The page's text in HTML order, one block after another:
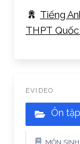
Tiếng
THPT Quốc
EVIDEO
Ôn
MÔN